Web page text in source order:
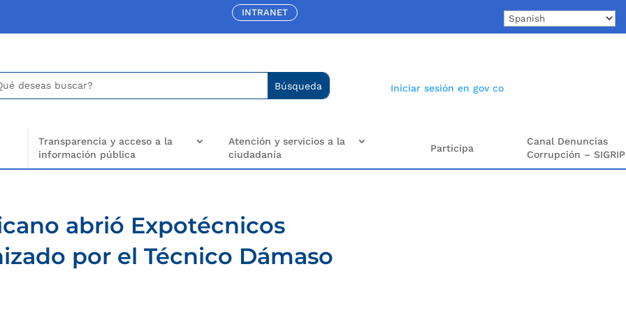
INTRANET
Iniciar sesión en gov co
Transparencia y acceso a la
información pública
Atención y servicios a la
ciudadanía
Participa
Canal Denuncias
Corrupción – SIGRIP
abrió Expotécnicos
por el Técnico Dámaso